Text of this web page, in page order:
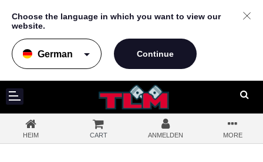
Choose the language in which you want to view our
website.
arrow_drop_down
HEIM CART ANMELDEN MORE